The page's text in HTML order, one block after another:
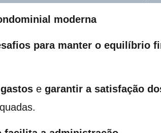
moderna
para manter o equilíbrio
e garantir a satisfação